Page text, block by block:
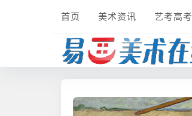
首页 美术资讯 艺考高考